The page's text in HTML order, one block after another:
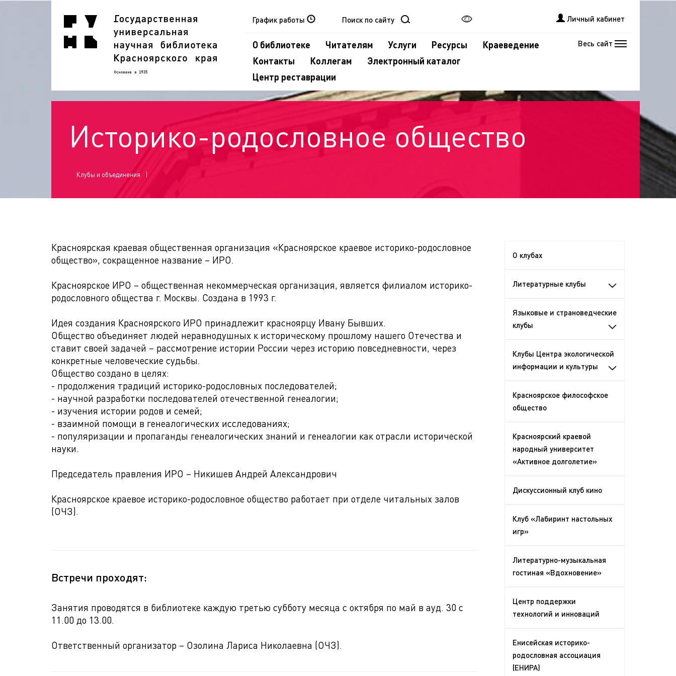
График работы Личный кабинет
О библиотеке Читателям Услуги Ресурсы
Краеведение
Контакты
Коллегам
Электронный каталог
Центр реставрации
Весь сайт
Историко-родословное общество
Клубы и объединения
Красноярская краевая общественная организация «Красноярское краевое историко-родословное
общество», сокращенное название – ИРО.
Красноярское ИРО – общественная некоммерческая организация, является филиалом историко-
родословного общества г. Москвы. Создана в 1993 г.
Идея создания Красноярского ИРО принадлежит красноярцу Ивану Бывших.
Общество объединяет людей неравнодушных к историческому прошлому нашего Отечества и
ставит своей задачей – рассмотрение истории России через историю повседневности, через
конкретные человеческие судьбы.
Общество создано в целях:
- продолжения традиций историко-родословных последователей;
- научной разработки последователей отечественной генеалогии;
- изучения истории родов и семей;
- взаимной помощи в генеалогических исследованиях;
- популяризации и пропаганды генеалогических знаний и генеалогии как отрасли исторической
науки.
Председатель правления ИРО – Никишев Андрей Александрович
Красноярское краевое историко-родословное общество работает при отделе читальных залов
(ОЧЗ).
Встречи проходят:
Занятия проводятся в библиотеке каждую третью субботу месяца с октября по май в ауд. 30 с
11.00 до 13.00.
Ответственный организатор – Озолина Лариса Николаевна (ОЧЗ).
О клубах
Литературные клубы
Языковые и страноведческие
клубы
Клубы Центра экологической
информации и культуры
Красноярское философское
общество
Красноярский краевой
народный университет
«Активное долголетие»
Дискуссионный клуб кино
Клуб «Лабиринт настольных
игр»
Литературно-музыкальная
гостиная «Вдохновение»
Центр поддержки
технологий и инноваций
Енисейская историко-
родословная ассоциация
(ЕНИРА)